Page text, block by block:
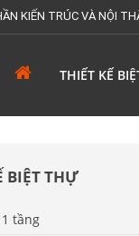
KIẾN TRÚC VÀ NỘI
THIẾT KẾ
BIỆT THỰ
tầng